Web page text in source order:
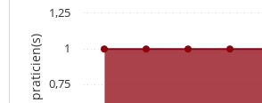
0,75
1
1,25